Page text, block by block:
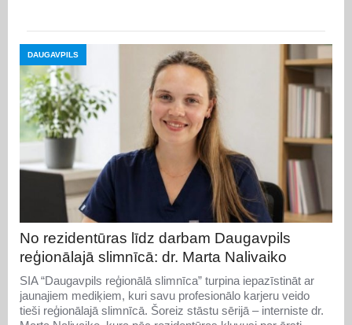
DAUGAVPILS
No rezidentūras līdz darbam Daugavpils
reģionālajā slimnīcā: dr. Marta Nalivaiko
SIA “Daugavpils reģionālā slimnīca” turpina iepazīstināt ar
jaunajiem mediķiem, kuri savu profesionālo karjeru veido
tieši reģionālajā slimnīcā. Šoreiz stāstu sērijā – interniste dr.